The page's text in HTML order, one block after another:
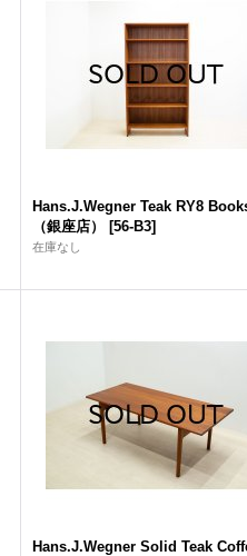
Hans.J.Wegner Teak RY8
（銀座店）
[56-B3]
在庫なし
Hans.J.Wegner Solid Teak